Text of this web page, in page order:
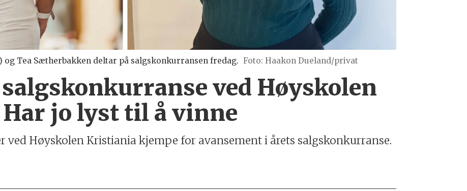
og Tea Sætherbakken deltar på salgskonkurransen fredag. Foto: Haakon Dueland/privat
ved Høyskolen
jo lyst til å vinne
ved Høyskolen Kristiania kjempe for avansement i årets salgskonkurranse.